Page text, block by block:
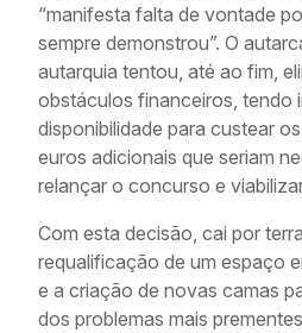
“manifesta falta de vontade
sempre demonstrou”. O
autarquia tentou, até ao fim,
obstáculos financeiros, tendo
disponibilidade para custear
euros adicionais que seriam
relançar o concurso e
Com esta decisão, cai por
requalificação de um espaço
e a criação de novas camas
dos problemas mais